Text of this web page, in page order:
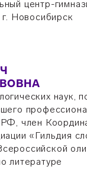
центр-
Новосибирск
наук,
член
«Гильдия
литературе